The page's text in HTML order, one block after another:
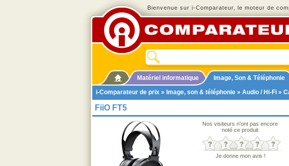
Bienvenue sur i-Comparateur, le moteur de
Matériel informatique Image, Son & Téléphonie
i-Comparateur de prix » Image, son & téléphonie » Audio / Hi-Fi »
FiiO FT5
Nos visiteurs n'ont pas encore
noté ce produit
Je donne mon avis !